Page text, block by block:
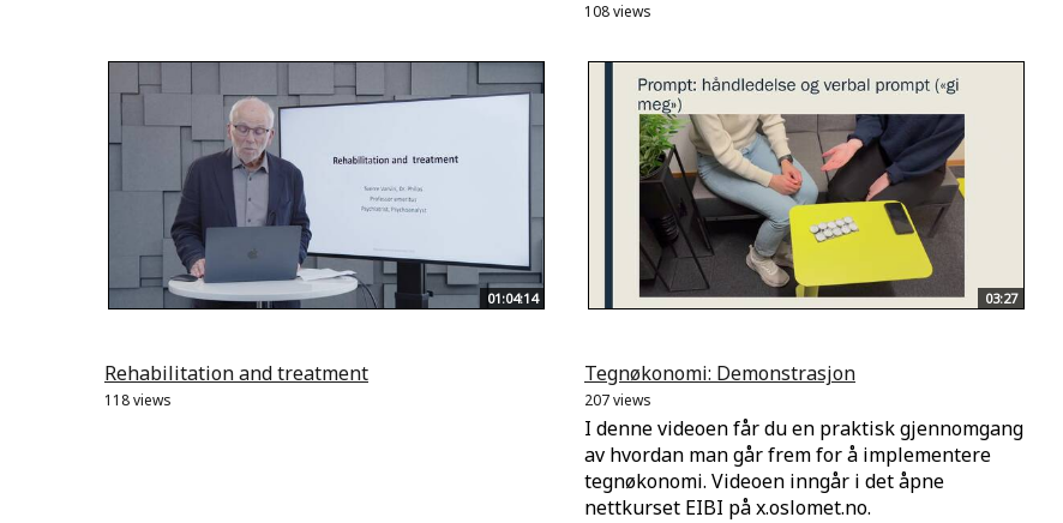
108 views
01:04:14
Rehabilitation and treatment
118 views
03:27
Tegnøkonomi: Demonstrasjon
207 views
I denne videoen får du en praktisk gjennomgang
av hvordan man går frem for å implementere
tegnøkonomi. Videoen inngår i det åpne
nettkurset EIBI på x.oslomet.no.